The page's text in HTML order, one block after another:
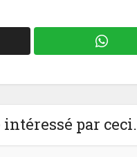
par ceci.